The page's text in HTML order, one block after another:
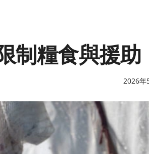
制糧食與援
2026年